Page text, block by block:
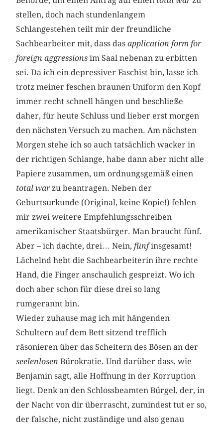
stellen, doch nach stundenlangem
Schlangestehen teilt mir der freundliche
Sachbearbeiter mit, dass dasapplication form for
foreign aggressions im Saal nebenan zu erbitten
sei. Da ich ein depressiver Faschist bin, lasse ich
trotz meiner feschen braunen Uniform den Kopf
immer recht schnell hängen und beschließe
daher, für heute Schluss und lieber erst morgen
den nächsten Versuch zu machen. Am nächsten
Morgen stehe ich so auch tatsächlich wacker in
der richtigen Schlange, habe dann aber nicht alle
Papiere zusammen, um ordnungsgemäß einen
total warzu beantragen. Neben der
Geburtsurkunde (Original, keine Kopie!) fehlen
mir zwei weitere Empfehlungsschreiben
amerikanischer Staatsbürger. Man braucht fünf.
Aber – ich dachte, drei… Nein,fünfinsgesamt!
Lächelnd hebt die Sachbearbeiterin ihre rechte
Hand, die Finger anschaulich gespreizt. Wo ich
doch aber schon für diese drei so lang
rumgerannt bin.
Wieder zuhause mag ich mit hängenden
Schultern auf dem Bett sitzend trefflich
räsonieren über das Scheitern des Bösen an der
seelenlosen Bürokratie. Und darüber dass, wie
Benjamin sagt, alle Hoffnung in der Korruption
liegt. Denk an den Schlossbeamten Bürgel, der, in
der Nacht von dir überrascht, zumindest tut er so,
der falsche, nicht zuständige und also genau